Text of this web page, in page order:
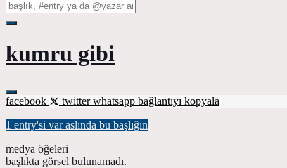
kumru gibi
facebook twitterwhatsapp bağlantıyı kopyala
1 entry'si var aslında bu başlığın
medya öğeleri
başlıkta görsel bulunamadı.